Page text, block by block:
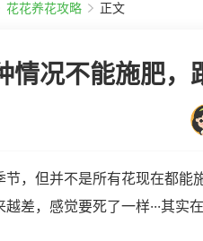
花花养花攻略 正文
情况不能施肥，
，但并不是所有花现在都能
差，感觉要死了一样···其